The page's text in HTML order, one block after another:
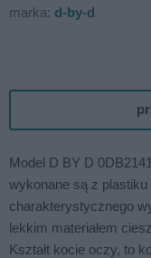
marka: d-by-d
Model D BY D
wykonane są z
charakterystycznego
lekkim materiałem
Kształt kocie oczy, to